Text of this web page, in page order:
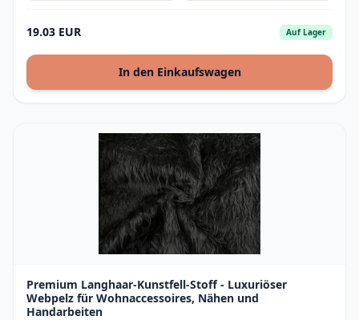
19.03 EUR Auf Lager
In den Einkaufswagen
Premium Langhaar-Kunstfell-Stoff - Luxuriöser
Webpelz für Wohnaccessoires, Nähen und
Handarbeiten